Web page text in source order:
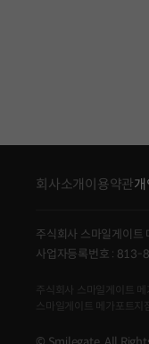
회사소개이용약관
주식회사 스마일게이트
사업자등록번호 :
주식회사 스마일게이트
스마일게이트 메가포트지